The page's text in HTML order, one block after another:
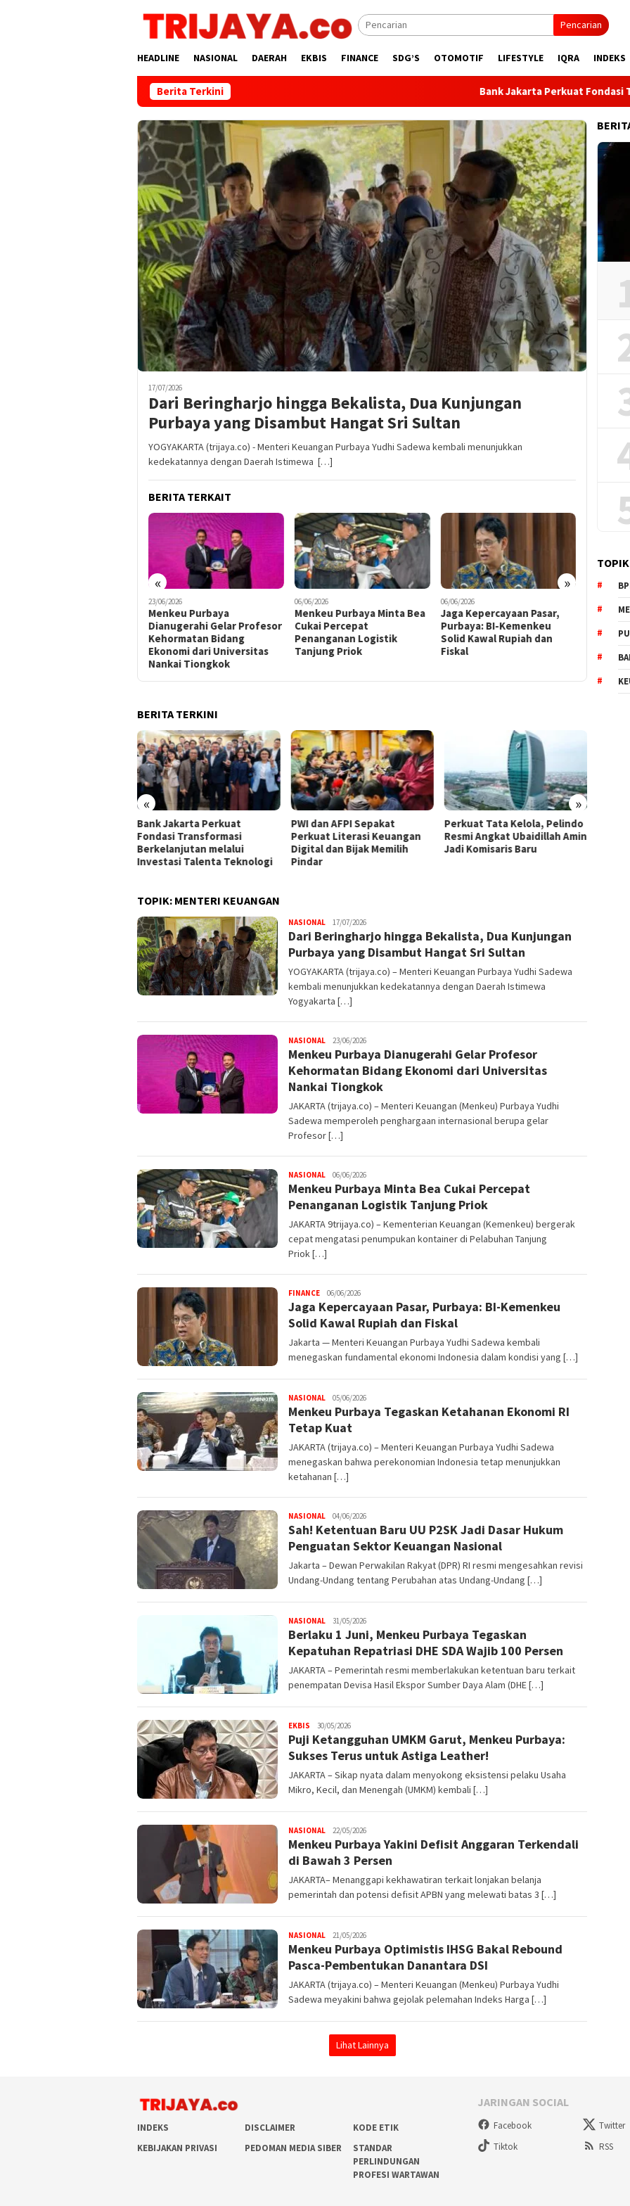
Pencarian
HEADLINE NASIONAL DAERAH EKBIS FINANCE SDG’S OTOMOTIF LIFESTYLE IQRA INDEKS
Berita Terkini Bank Jakarta Perkuat Fondasi
17/07/2026
Dari Beringharjo hingga Bekalista, Dua Kunjungan
Purbaya yang Disambut Hangat Sri Sultan
YOGYAKARTA (trijaya.co) - Menteri Keuangan Purbaya Yudhi Sadewa kembali menunjukkan
kedekatannya dengan Daerah Istimewa […]
BERITA TERKAIT
« »
06/06/2026
Menkeu Purbaya Minta Bea
Cukai Percepat
Penanganan Logistik
Tanjung Priok
06/06/2026
Jaga Kepercayaan Pasar,
Purbaya: BI-Kemenkeu
Solid Kawal Rupiah dan
Fiskal
05/06/2026
Menkeu Purbaya Tegaskan
Ketahanan Ekonomi RI
Tetap Kuat
​Sah!
P2SK
BERITA TERKINI
« »
PWI dan AFPI Sepakat
Perkuat Literasi Keuangan
Digital dan Bijak Memilih
Pindar
​Perkuat Tata Kelola, Pelindo
Resmi Angkat Ubaidillah Amin
Jadi Komisaris Baru
BPKH Limited dan Mitra
Bangun Ekosistem Digital
Haji Terintegrasi
TOPIK: MENTERI KEUANGAN
NASIONAL Trijaya
.co
17/07/2026
Dari Beringharjo hingga Bekalista, Dua Kunjungan
Purbaya yang Disambut Hangat Sri Sultan
YOGYAKARTA (trijaya.co) – Menteri Keuangan Purbaya Yudhi Sadewa
kembali menunjukkan kedekatannya dengan Daerah Istimewa
Yogyakarta […]
NASIONAL Trijaya
.co
23/06/2026
Menkeu Purbaya Dianugerahi Gelar Profesor
Kehormatan Bidang Ekonomi dari Universitas
Nankai Tiongkok
JAKARTA (trijaya.co) – Menteri Keuangan (Menkeu) Purbaya Yudhi
Sadewa memperoleh penghargaan internasional berupa gelar
Profesor […]
NASIONAL Trijaya
.co
06/06/2026
Menkeu Purbaya Minta Bea Cukai Percepat
Penanganan Logistik Tanjung Priok
JAKARTA 9trijaya.co) – Kementerian Keuangan (Kemenkeu) bergerak
cepat mengatasi penumpukan kontainer di Pelabuhan Tanjung
Priok […]
FINANCE Trijaya
.co
06/06/2026
Jaga Kepercayaan Pasar, Purbaya: BI-Kemenkeu
Solid Kawal Rupiah dan Fiskal
Jakarta — Menteri Keuangan Purbaya Yudhi Sadewa kembali
menegaskan fundamental ekonomi Indonesia dalam kondisi yang […]
NASIONAL Trijaya
.co
05/06/2026
Menkeu Purbaya Tegaskan Ketahanan Ekonomi RI
Tetap Kuat
JAKARTA (trijaya.co) – Menteri Keuangan Purbaya Yudhi Sadewa
menegaskan bahwa perekonomian Indonesia tetap menunjukkan
ketahanan […]
NASIONAL Trijaya
.co
04/06/2026
​Sah! Ketentuan Baru UU P2SK Jadi Dasar Hukum
Penguatan Sektor Keuangan Nasional
Jakarta – Dewan Perwakilan Rakyat (DPR) RI resmi mengesahkan revisi
Undang-Undang tentang Perubahan atas Undang-Undang […]
NASIONAL Trijaya
.co
31/05/2026
Berlaku 1 Juni, Menkeu Purbaya Tegaskan
Kepatuhan Repatriasi DHE SDA Wajib 100 Persen
JAKARTA – Pemerintah resmi memberlakukan ketentuan baru terkait
penempatan Devisa Hasil Ekspor Sumber Daya Alam (DHE […]
EKBIS Trijaya
.co
30/05/2026
Puji Ketangguhan UMKM Garut, Menkeu Purbaya:
Sukses Terus untuk Astiga Leather!
JAKARTA – Sikap nyata dalam menyokong eksistensi pelaku Usaha
Mikro, Kecil, dan Menengah (UMKM) kembali […]
NASIONAL Trijaya
.co
22/05/2026
Menkeu Purbaya Yakini Defisit Anggaran Terkendali
di Bawah 3 Persen
JAKARTA– Menanggapi kekhawatiran terkait lonjakan belanja
pemerintah dan potensi defisit APBN yang melewati batas 3 […]
NASIONAL Trijaya
.co
21/05/2026
Menkeu Purbaya Optimistis IHSG Bakal Rebound
Pasca-Pembentukan Danantara DSI
JAKARTA (trijaya.co) – Menteri Keuangan (Menkeu) Purbaya Yudhi
Sadewa meyakini bahwa gejolak pelemahan Indeks Harga […]
Lihat Lainnya
INDEKS DISCLAIMER
KODE ETIK
KEBIJAKAN PRIVASI
PEDOMAN MEDIA SIBER
STANDAR
PERLINDUNGAN
PROFESI WARTAWAN
JARINGAN SOCIAL
Facebook Twitter
Tiktok
RSS